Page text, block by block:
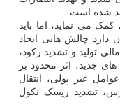
شده است.
می نماید، اما باید
چالش هایی ایجاد
تولید و تشدید رکود،
جدید، اثر محدود بر
غیر پولی، انتقال
تشدید ریسک نکول